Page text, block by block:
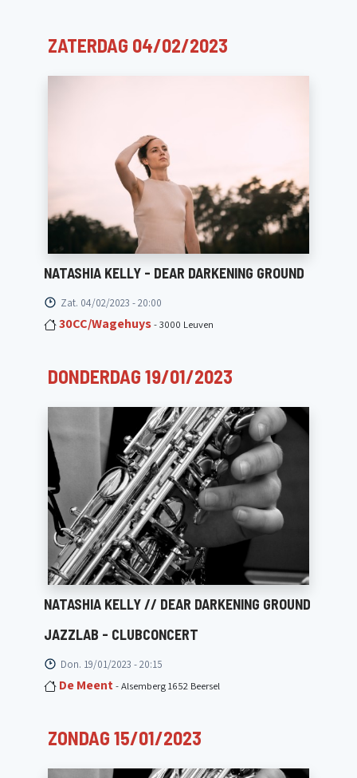
ZATERDAG 04/02/2023
NATASHIA KELLY - DEAR DARKENING GROUND
Zat. 04/02/2023 - 20:00
30CC/Wagehuys- 3000 Leuven
DONDERDAG 19/01/2023
NATASHIA KELLY // DEAR DARKENING GROUND
JAZZLAB - CLUBCONCERT
Don. 19/01/2023 - 20:15
De Meent- Alsemberg 1652 Beersel
ZONDAG 15/01/2023